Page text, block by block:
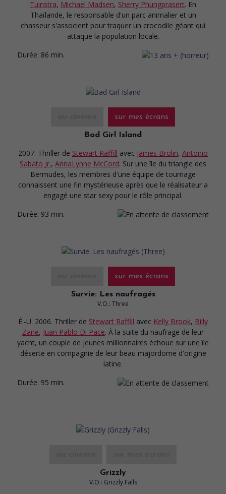
Tuinstra, Michael Madsen, Sherry Phungprasert. En
Thaïlande, le responsable d'un parc animalier et un
chasseur s'associent pour traquer un crocodile géant qui
attaque la population locale.
Durée: 86 min.
sur mes écrans
Bad Girl Island
2007. Thriller de Stewart Raffill avec James Brolin, Antonio
Sabato Jr., AnnaLynne McCord. Sur une île du triangle des
Bermudes, les membres d'une équipe de tournage
connaissent une fin mystérieuse après que le réalisateur a
engagé une star sexy pour le rôle principal.
Durée: 93 min.
sur mes écrans
Survie: Les naufragés
V.O.: Three
É.-U. 2006. Thriller de Stewart Raffill avec Kelly Brook, Billy
Zane, Juan Pablo Di Pace. À la suite du naufrage de leur
yacht, un couple de jeunes millionnaires échoue sur une île
déserte en compagnie de leur beau majordome d'origine
latine.
Durée: 95 min.
Grizzly
V.O.: Grizzly Falls